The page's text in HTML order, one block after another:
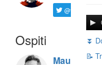
@ftrava
Ospiti
Maurizio
⏬
📝